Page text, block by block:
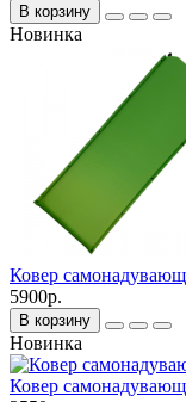
В корзину
Новинка
Ковер
5900р.
В корзину
Новинка
Ковер